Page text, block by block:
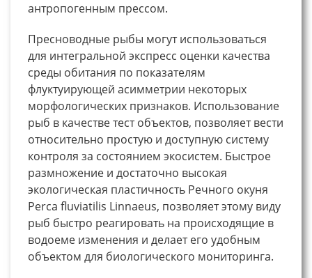
антропогенным прессом.
Пресноводные рыбы могут использоваться
для интегральной экспресс оценки качества
среды обитания по показателям
флуктуирующей асимметрии некоторых
морфологических признаков. Использование
рыб в качестве тест объектов, позволяет вести
относительно простую и доступную систему
контроля за состоянием экосистем. Быстрое
размножение и достаточно высокая
экологическая пластичность Речного окуня
Perca fluviatilis Linnaeus, позволяет этому виду
рыб быстро реагировать на происходящие в
водоеме изменения и делает его удобным
объектом для биологического мониторинга.